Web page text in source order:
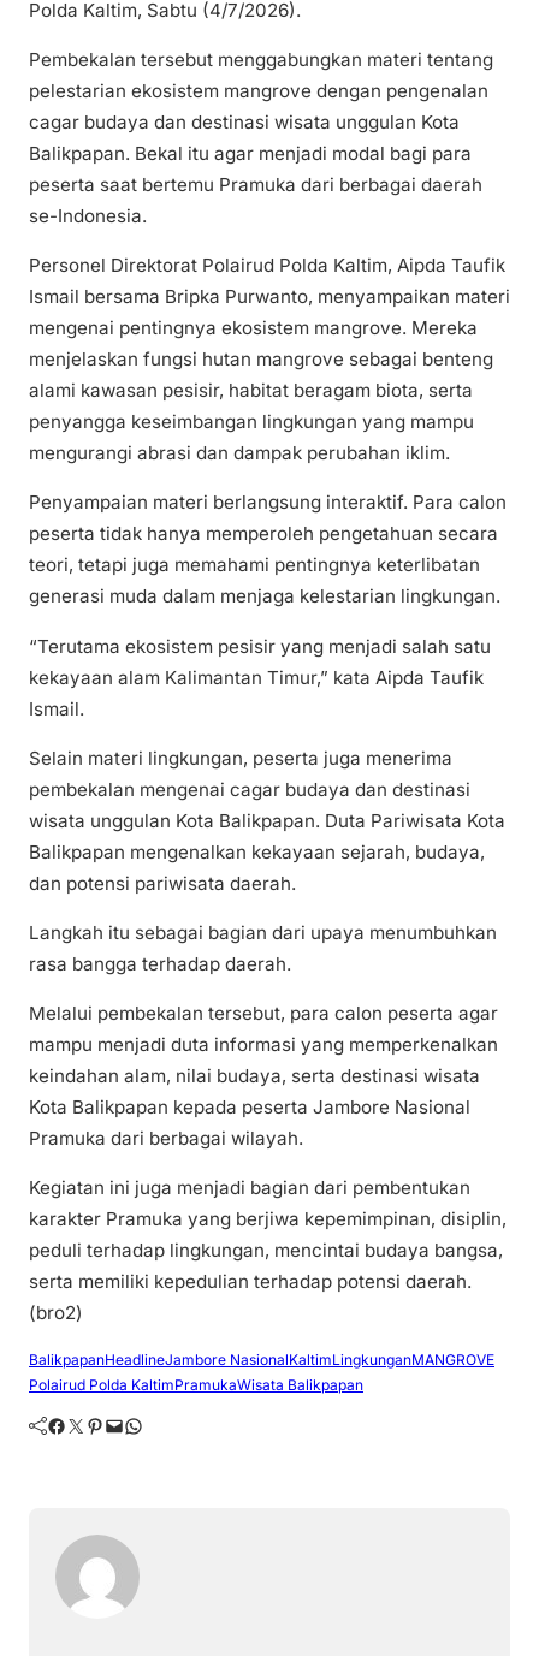
Polda Kaltim, Sabtu (4/7/2026).
Pembekalan tersebut menggabungkan materi tentang
pelestarian ekosistem mangrove dengan pengenalan
cagar budaya dan destinasi wisata unggulan Kota
Balikpapan. Bekal itu agar menjadi modal bagi para
peserta saat bertemu Pramuka dari berbagai daerah
se-Indonesia.
Personel Direktorat Polairud Polda Kaltim, Aipda Taufik
Ismail bersama Bripka Purwanto, menyampaikan materi
mengenai pentingnya ekosistem mangrove. Mereka
menjelaskan fungsi hutan mangrove sebagai benteng
alami kawasan pesisir, habitat beragam biota, serta
penyangga keseimbangan lingkungan yang mampu
mengurangi abrasi dan dampak perubahan iklim.
Penyampaian materi berlangsung interaktif. Para calon
peserta tidak hanya memperoleh pengetahuan secara
teori, tetapi juga memahami pentingnya keterlibatan
generasi muda dalam menjaga kelestarian lingkungan.
“Terutama ekosistem pesisir yang menjadi salah satu
kekayaan alam Kalimantan Timur,” kata Aipda Taufik
Ismail.
Selain materi lingkungan, peserta juga menerima
pembekalan mengenai cagar budaya dan destinasi
wisata unggulan Kota Balikpapan. Duta Pariwisata Kota
Balikpapan mengenalkan kekayaan sejarah, budaya,
dan potensi pariwisata daerah.
Langkah itu sebagai bagian dari upaya menumbuhkan
rasa bangga terhadap daerah.
Melalui pembekalan tersebut, para calon peserta agar
mampu menjadi duta informasi yang memperkenalkan
keindahan alam, nilai budaya, serta destinasi wisata
Kota Balikpapan kepada peserta Jambore Nasional
Pramuka dari berbagai wilayah.
Kegiatan ini juga menjadi bagian dari pembentukan
karakter Pramuka yang berjiwa kepemimpinan, disiplin,
peduli terhadap lingkungan, mencintai budaya bangsa,
serta memiliki kepedulian terhadap potensi daerah.
(bro2)
BalikpapanHeadlineJambore NasionalKaltimLingkunganMANGROVE
Polairud Polda KaltimPramukaWisata Balikpapan
Facebook Twitter Pinterest Mail WhatsApp